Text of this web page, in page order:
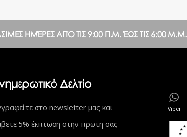
ΗΜΈΡΕΣ ΑΠΌ ΤΙΣ 9:00 Π.Μ. ΈΩΣ ΤΙΣ 6:00 Μ.Μ.
Δελτίο
στο newsletter μας και
5% έκπτωση στην πρώτη σας
Viber